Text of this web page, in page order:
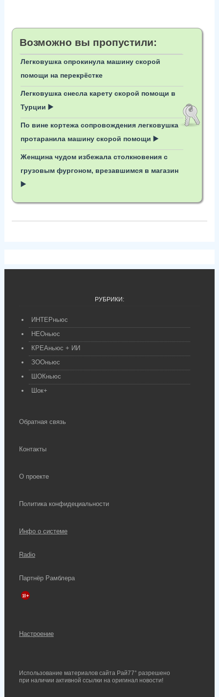
Возможно вы пропустили:
Легковушка опрокинула машину скорой
помощи на перекрёстке
Легковушка снесла карету скорой помощи в
Турции ▶️
По вине кортежа сопровождения легковушка
протаранила машину скорой помощи ▶️
Женщина чудом избежала столкновения с
грузовым фургоном, врезавшимся в магазин
▶️
РУБРИКИ:
ИНТЕРньюс
НЕОньюс
КРЕАньюс + ИИ
ЗООньюс
ШОКньюс
Шок+
Обратная связь
Контакты
О проекте
Политика конфидециальности
Инфо о системе
Radio
Партнёр Рамблера
Настроение
Использование материалов сайта Рай77° разрешено
при наличии активной ссылки на оригинал новости!